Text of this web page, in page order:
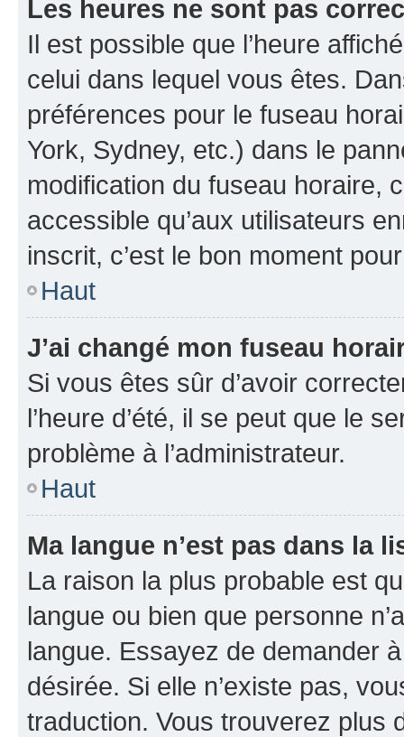
Les heures ne sont pas
Il est possible que l’heure
celui dans lequel vous êtes.
préférences pour le fuseau
York, Sydney, etc.) dans le
modification du fuseau horaire,
accessible qu’aux utilisateurs
inscrit, c’est le bon moment
Haut
J’ai changé mon fuseau
Si vous êtes sûr d’avoir
l’heure d’été, il se peut que le
problème à l’administrateur.
Haut
Ma langue n’est pas dans la
La raison la plus probable est
langue ou bien que personne
langue. Essayez de demander
désirée. Si elle n’existe pas,
traduction. Vous trouverez plus